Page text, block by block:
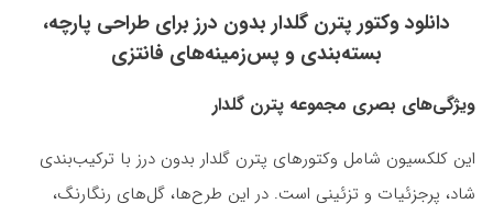
دانلود وکتور پترن گلدار بدون درز برای طراحی پارچه،
بسته‌بندی و پس‌زمینه‌های فانتزی
ویژگی‌های بصری مجموعه پترن گلدار
این کلکسیون شامل وکتورهای پترن گلدار بدون درز با ترکیب‌بندی
شاد، پرجزئیات و تزئینی است. در این طرح‌ها، گل‌های رنگارنگ،